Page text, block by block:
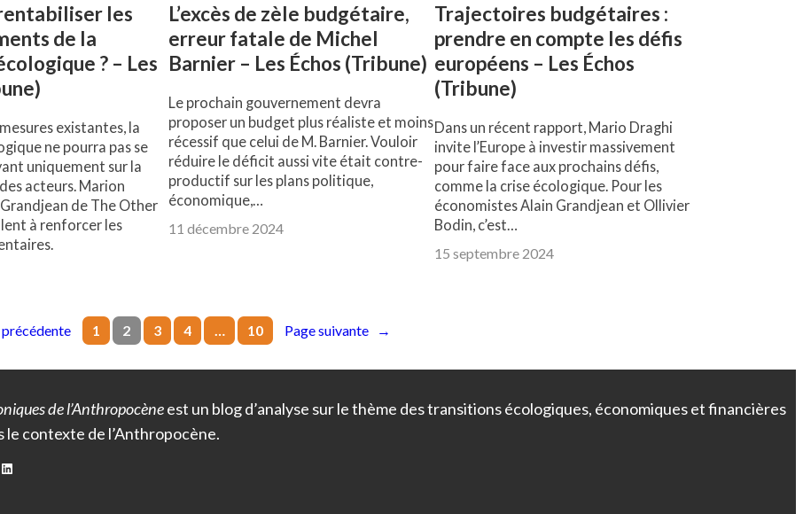
les
de la
? – Les
existantes, la
ne pourra pas se
uniquement sur la
acteurs. Marion
de The Other
à renforcer les
L’excès de zèle budgétaire,
erreur fatale de Michel
Barnier – Les Échos (Tribune)
Le prochain gouvernement devra
proposer un budget plus réaliste et moins
récessif que celui de M. Barnier. Vouloir
réduire le déficit aussi vite était contre-
productif sur les plans politique,
économique,…
11 décembre 2024
Trajectoires budgétaires :
prendre en compte les défis
européens – Les Échos
(Tribune)
Dans un récent rapport, Mario Draghi
invite l’Europe à investir massivement
pour faire face aux prochains défis,
comme la crise écologique. Pour les
économistes Alain Grandjean et Ollivier
Bodin, c’est…
15 septembre 2024
précédente 1 2 3 4 … 10 Page suivante →
de l’Anthropocèneest un blog d’analyse sur le thème des transitions écologiques, économiques et financières
le contexte de l’Anthropocène.
LinkedIn